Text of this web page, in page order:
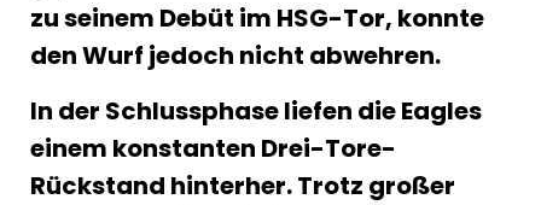
zu seinem Debüt im HSG-Tor, konnte
den Wurf jedoch nicht abwehren.
In der Schlussphase liefen die Eagles
einem konstanten Drei-Tore-
Rückstand hinterher. Trotz großer